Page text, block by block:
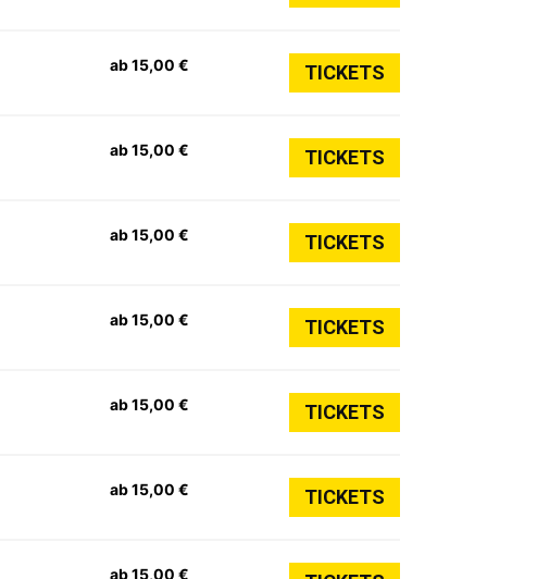
ab 15,00 € TICKETS
ab 15,00 € TICKETS
ab 15,00 € TICKETS
ab 15,00 € TICKETS
ab 15,00 € TICKETS
ab 15,00 € TICKETS
ab 15,00 €